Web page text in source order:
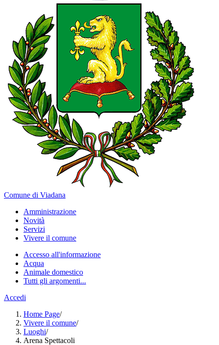
Comune di Viadana
Amministrazione
Novità
Servizi
Vivere il comune
Accesso all'informazione
Acqua
Animale domestico
Tutti gli argomenti...
Accedi
Home Page/
Vivere il comune/
Luoghi/
Arena Spettacoli